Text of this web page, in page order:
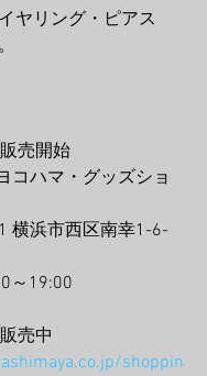
ヤリング・ピアス
売開始
コハマ・グッズショ
横浜市西区南幸1-6-
～19:00
売中
shoppin